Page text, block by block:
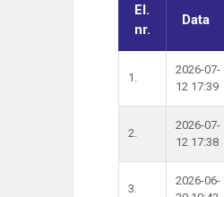
El.
nr.
Data
1.
2026-07-
12 17:39
2.
2026-07-
12 17:38
3.
2026-06-